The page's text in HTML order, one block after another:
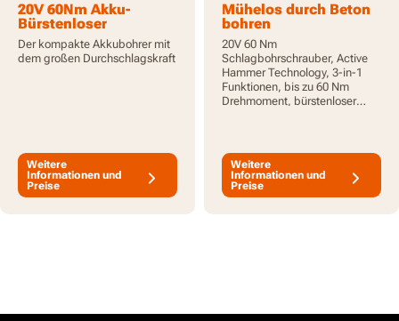
20V 60Nm Akku-
Bürstenloser
Kompakt-Bohrhammer
- nur Werkzeug
Der kompakte Akkubohrer mit
dem großen Durchschlagskraft
Weitere
Informationen und
Preise
Mühelos durch Beton
bohren
20V 60 Nm
Schlagbohrschrauber, Active
Hammer Technology, 3-in-1
Funktionen, bis zu 60 Nm
Drehmoment, bürstenloser
Weitere
Informationen und
Preise